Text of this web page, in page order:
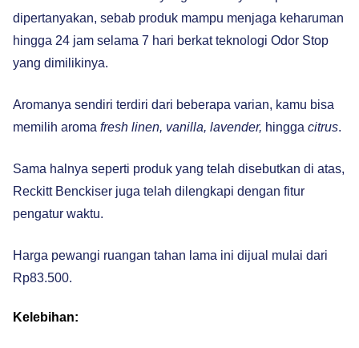
dipertanyakan, sebab produk mampu menjaga keharuman
hingga 24 jam selama 7 hari berkat teknologi Odor Stop
yang dimilikinya.
Aromanya sendiri terdiri dari beberapa varian, kamu bisa
memilih aroma fresh linen, vanilla, lavender, hingga citrus.
Sama halnya seperti produk yang telah disebutkan di atas,
Reckitt Benckiser juga telah dilengkapi dengan fitur
pengatur waktu.
Harga pewangi ruangan tahan lama ini dijual mulai dari
Rp83.500.
Kelebihan: